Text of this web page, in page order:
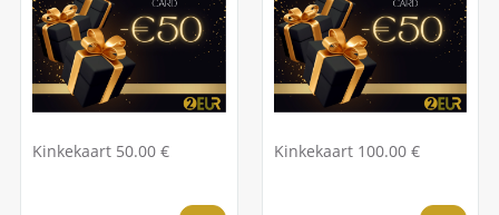
Kinkekaart 50.00 € Kinkekaart 100.00 €